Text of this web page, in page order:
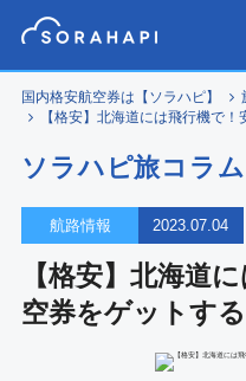
国内格安航空券は【ソラハピ】
【格安】北海道には飛行機で
ソラハピ旅コラム
航路情報 2023.07.04
【格安】北海道
空券をゲットす